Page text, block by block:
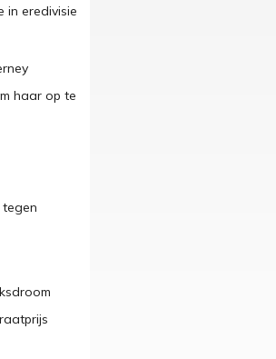
in eredivisie
haar op te